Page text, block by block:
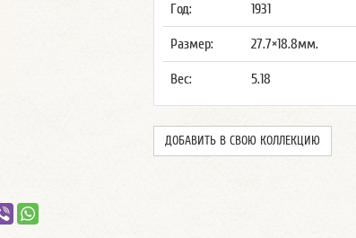
Год: 1931
Размер: 27.7×18.8мм.
Вес: 5.18
ДОБАВИТЬ В СВОЮ КОЛЛЕКЦИЮ